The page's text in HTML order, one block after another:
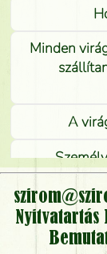
Minden
A
virágcsokrot,
Nyitvatartás